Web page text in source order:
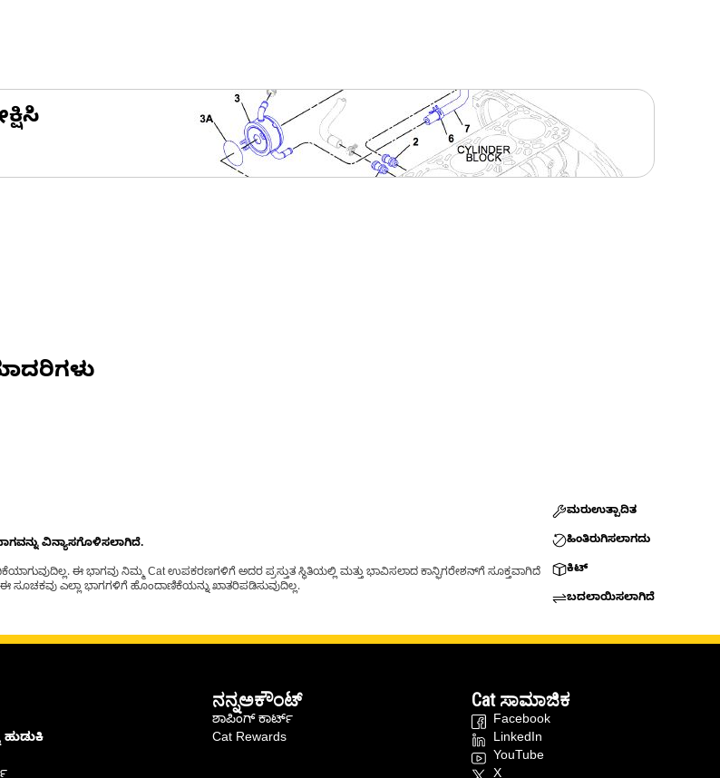
ವಿನ್ಯಾಸಗೊಳಿಸಲಾಗಿದೆ.
ಈ ಭಾಗವು ನಿಮ್ಮ Cat ಉಪಕರಣಗಳಿಗೆ ಅದರ ಪ್ರಸ್ತುತ ಸ್ಥಿತಿಯಲ್ಲಿ ಮತ್ತು ಭಾವಿಸಲಾದ ಕಾನ್ಫಿಗರೇಶನ್‌ಗೆ ಸೂಕ್ತವಾಗಿದೆ
ಎಲ್ಲಾ ಭಾಗಗಳಿಗೆ ಹೊಂದಾಣಿಕೆಯನ್ನು ಖಾತರಿಪಡಿಸುವುದಿಲ್ಲ.
ಮರುಉತ್ಪಾದಿತ
ಹಿಂತಿರುಗಿಸಲಾಗದು
ಕಿಟ್
ಬದಲಾಯಿಸಲಾಗಿದೆ
ನನ್ನಅಕೌಂಟ್
ಶಾಪಿಂಗ್ ಕಾರ್ಟ್
Cat Rewards
Cat ಸಾಮಾಜಿಕ
Facebook
LinkedIn
YouTube